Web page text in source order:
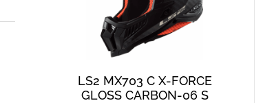
LS2 MX703 C X-FORCE
GLOSS CARBON-06 S